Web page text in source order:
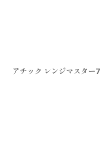
アチック レンジマスター